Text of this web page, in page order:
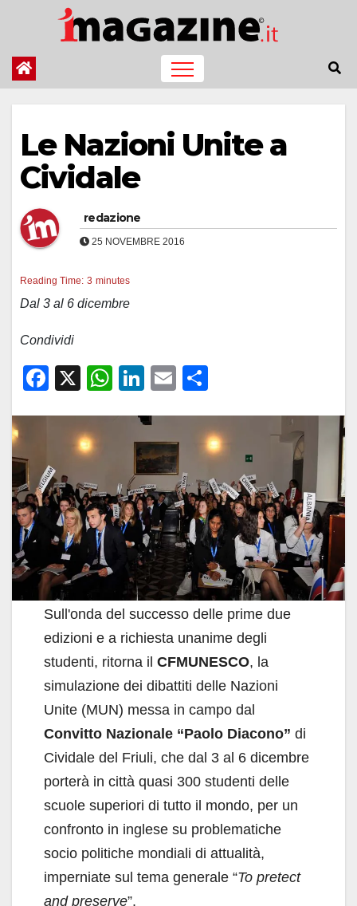
contenuto
Le Nazioni Unite a
Cividale
redazione
25 NOVEMBRE 2016
Reading Time: 3 minutes
Dal 3 al 6 dicembre
Condividi
F
b
o
o
k
X
W
A
p
p
Li
k
e
dI
n
E
ail n
di
vi
di
Sull'onda del successo delle prime due
edizioni e a richiesta unanime degli
studenti, ritorna il CFMUNESCO, la
simulazione dei dibattiti delle Nazioni
Unite (MUN) messa in campo dal
Convitto Nazionale “Paolo Diacono” di
Cividale del Friuli, che dal 3 al 6 dicembre
porterà in città quasi 300 studenti delle
scuole superiori di tutto il mondo, per un
confronto in inglese su problematiche
socio politiche mondiali di attualità,
imperniate sul tema generale “To pretect
and preserve”.